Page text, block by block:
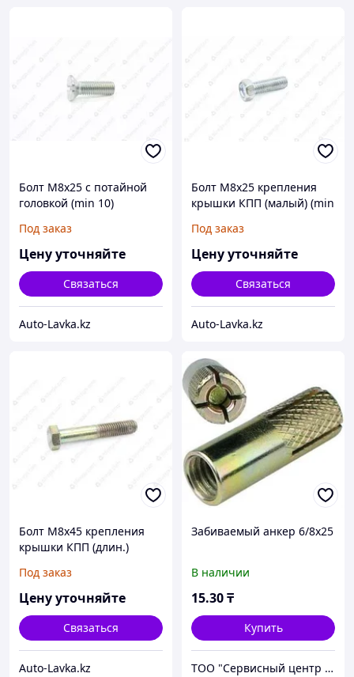
Болт М8х25 с потайной
головкой (min 10)
Под заказ
Цену уточняйте
Связаться
Auto-Lavka.kz
Болт М8х25 крепления
крышки КПП (малый) (min
Под заказ
Цену уточняйте
Связаться
Auto-Lavka.kz
Болт М8х45 крепления
крышки КПП (длин.)
Под заказ
Цену уточняйте
Связаться
Auto-Lavka.kz
Забиваемый анкер 6/8х25
В наличии
15.30₸
Купить
ТОО "Сервисный центр БСК"